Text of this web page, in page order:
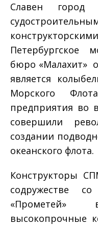
Славен
Петербургское
бюро «Малахит»
является
Морского
предприятия во
совершили
создании
океанского флота.
Конструкторы
содружестве
«Прометей»
высокопрочные